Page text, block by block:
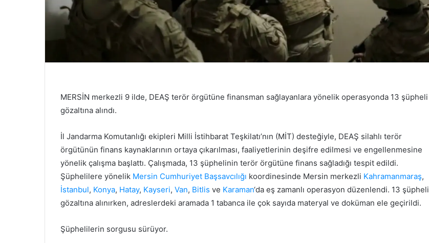
MERSİN merkezli 9 ilde, DEAŞ terör örgütüne finansman sağlayanlara yönelik operasyonda 13 şüpheli
gözaltına alındı.
İl Jandarma Komutanlığı ekipleri Milli İstihbarat Teşkilatı’nın (MİT) desteğiyle, DEAŞ silahlı terör
örgütünün finans kaynaklarının ortaya çıkarılması, faaliyetlerinin deşifre edilmesi ve engellenmesine
yönelik çalışma başlattı. Çalışmada, 13 şüphelinin terör örgütüne finans sağladığı tespit edildi.
Şüphelilere yönelik Mersin Cumhuriyet Başsavcılığı koordinesinde Mersin merkezli Kahramanmaraş,
İstanbul, Konya, Hatay, Kayseri, Van, Bitlis ve Karaman‘da eş zamanlı operasyon düzenlendi. 13 şüpheli
gözaltına alınırken, adreslerdeki aramada 1 tabanca ile çok sayıda materyal ve doküman ele geçirildi.
Şüphelilerin sorgusu sürüyor.